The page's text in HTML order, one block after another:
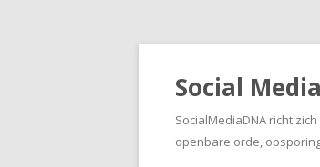
Social
SocialMediaDNA richt
openbare orde,